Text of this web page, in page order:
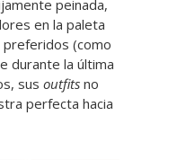
peinada,
en la paleta
preferidos (como
durante la última
sus outfits no
perfecta hacia